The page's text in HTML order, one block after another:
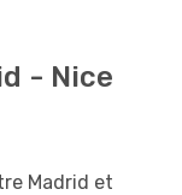
- Nice
Madrid et